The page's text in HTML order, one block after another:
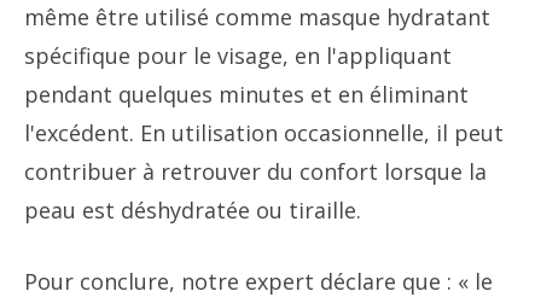
même être utilisé comme masque hydratant
spécifique pour le visage, en l'appliquant
pendant quelques minutes et en éliminant
l'excédent. En utilisation occasionnelle, il peut
contribuer à retrouver du confort lorsque la
peau est déshydratée ou tiraille.
Pour conclure, notre expert déclare que : « le